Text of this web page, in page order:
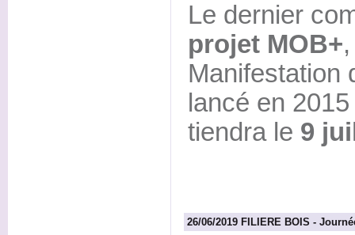
Le dernier
projet MOB+
Manifestation
lancé en
tiendra le 9
26/06/2019 FILIERE BOIS -